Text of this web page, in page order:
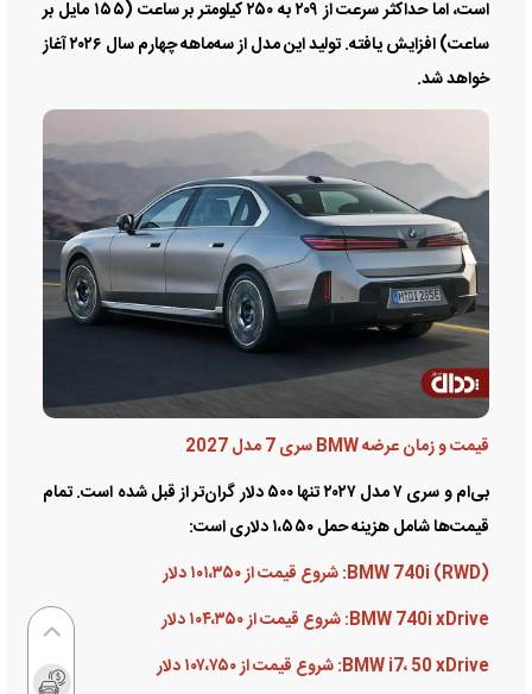
است، اما حداکثر سرعت از ۲۰۹ به ۲۵۰ کیلومتر بر ساعت (۱۵۵ مایل بر
ساعت) افزایش یافته. تولید این مدل از سه‌ماهه چهارم سال ۲۰۲۶ آغاز
خواهد شد.
قیمت و زمان عرضه BMW سری 7 مدل 2027
بی‌ام و سری ۷ مدل ۲۰۲۷ تنها ۵۰۰ دلار گران‌تر از قبل شده است. تمام
قیمت‌ها شامل هزینه حمل ۱،۵۵۰ دلاری است:
BMW 740i (RWD): شروع قیمت از ۱۰۱،۳۵۰ دلار
BMW 740i xDrive: شروع قیمت از ۱۰۴،۳۵۰ دلار
BMW i7، 50 xDrive: شروع قیمت از ۱۰۷،۷۵۰ دلار